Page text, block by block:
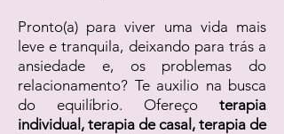
Pronto(a) para viver uma vida mais
leve e tranquila, deixando para trás a
ansiedade e, os problemas do
relacionamento? Te auxilio na busca
do equilíbrio. Ofereço terapia
individual, terapia de casal, terapia de